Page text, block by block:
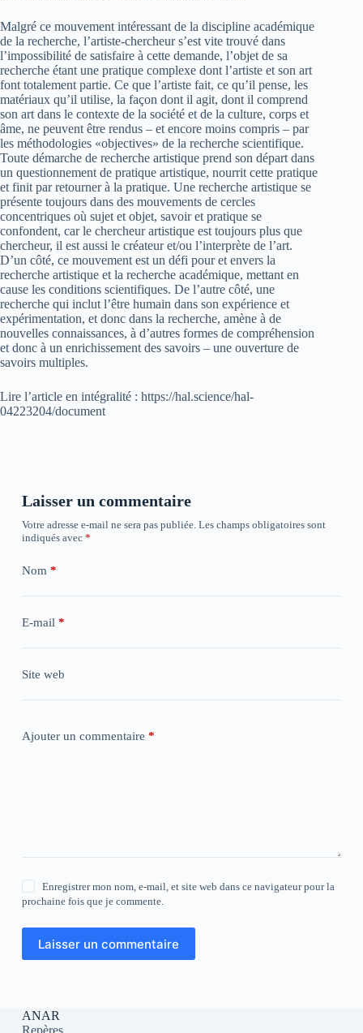
Malgré ce mouvement intéressant de la discipline académique
de la recherche, l’artiste-chercheur s’est vite trouvé dans
l’impossibilité de satisfaire à cette demande, l’objet de sa
recherche étant une pratique complexe dont l’artiste et son art
font totalement partie. Ce que l’artiste fait, ce qu’il pense, les
matériaux qu’il utilise, la façon dont il agit, dont il comprend
son art dans le contexte de la société et de la culture, corps et
âme, ne peuvent être rendus – et encore moins compris – par
les méthodologies «objectives» de la recherche scientifique.
Toute démarche de recherche artistique prend son départ dans
un questionnement de pratique artistique, nourrit cette pratique
et finit par retourner à la pratique. Une recherche artistique se
présente toujours dans des mouvements de cercles
concentriques où sujet et objet, savoir et pratique se
confondent, car le chercheur artistique est toujours plus que
chercheur, il est aussi le créateur et/ou l’interprète de l’art.
D’un côté, ce mouvement est un défi pour et envers la
recherche artistique et la recherche académique, mettant en
cause les conditions scientifiques. De l’autre côté, une
recherche qui inclut l’être humain dans son expérience et
expérimentation, et donc dans la recherche, amène à de
nouvelles connaissances, à d’autres formes de compréhension
et donc à un enrichissement des savoirs – une ouverture de
savoirs multiples.
Lire l’article en intégralité : https://hal.science/hal-
04223204/document
Laisser un commentaire
Votre adresse e-mail ne sera pas publiée. Les champs obligatoires sont
indiqués avec *
Nom *
E-mail *
Site web
Ajouter un commentaire *
Enregistrer mon nom, e-mail, et site web dans ce navigateur pour la
prochaine fois que je commente.
Laisser un commentaire
ANAR
Repères